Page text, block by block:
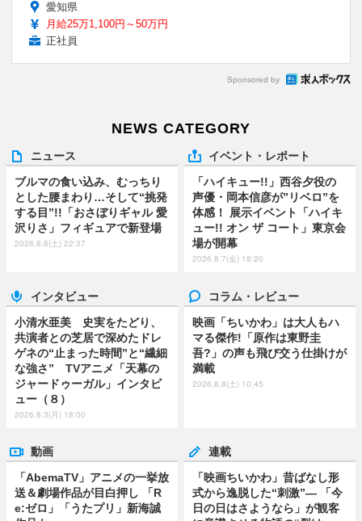
愛知県
月給25万1,100円～50万円
正社員
Sponsored by
NEWS CATEGORY
ニュース
ブルマの食い込み、むっちり
とした腰まわり…そして“挑発
する目”!!「おさぼりギャル 愛
沢りさ」フィギュアで新登場
2026.8.8(土) 22:37
イベント・レポート
「ハイキュー!!」西谷夕役の
声優・岡本信彦が”リベロ”を
体感！ 展示イベント「ハイキ
ュー!! オン ザ コート」東京会
場が開幕
2026.8.7(金) 18:20
インタビュー
小清水亜美 史実をたどり、
共演者との芝居で深めたドレ
ゲネの“止まった時間”と“繊細
な強さ” TVアニメ「天幕の
ジャードゥーガル」インタビ
ュー（８）
2026.8.3(月) 18:00
コラム・レビュー
映画「ちいかわ」は大人もハ
マる傑作!「原作は東野圭
吾?」の声も飛び交う仕掛けが
満載
2026.8.8(土) 10:45
動画
「AbemaTV」アニメの一挙放
送＆劇場作品が目白押し 「R
e:ゼロ」「うたプリ」新海誠
連載
「映画ちいかわ」昔ばなし形
式から逸脱した“刺激”― 「今
日の日はさようなら」が観客